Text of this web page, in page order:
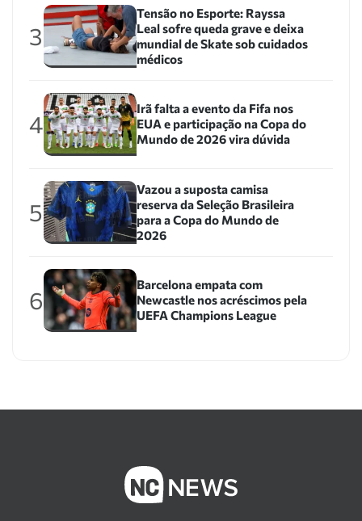
3
Tensão no Esporte: Rayssa
Leal sofre queda grave e deixa
mundial de Skate sob cuidados
médicos
4
Irã falta a evento da Fifa nos
EUA e participação na Copa do
Mundo de 2026 vira dúvida
5
Vazou a suposta camisa
reserva da Seleção Brasileira
para a Copa do Mundo de
2026
6
Barcelona empata com
Newcastle nos acréscimos pela
UEFA Champions League